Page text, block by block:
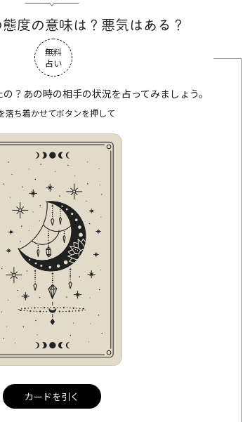
度の意味は？悪気はある？
無料
占い
？あの時の相手の状況を占ってみましょう。
落ち着かせてボタンを押して
カードを引く